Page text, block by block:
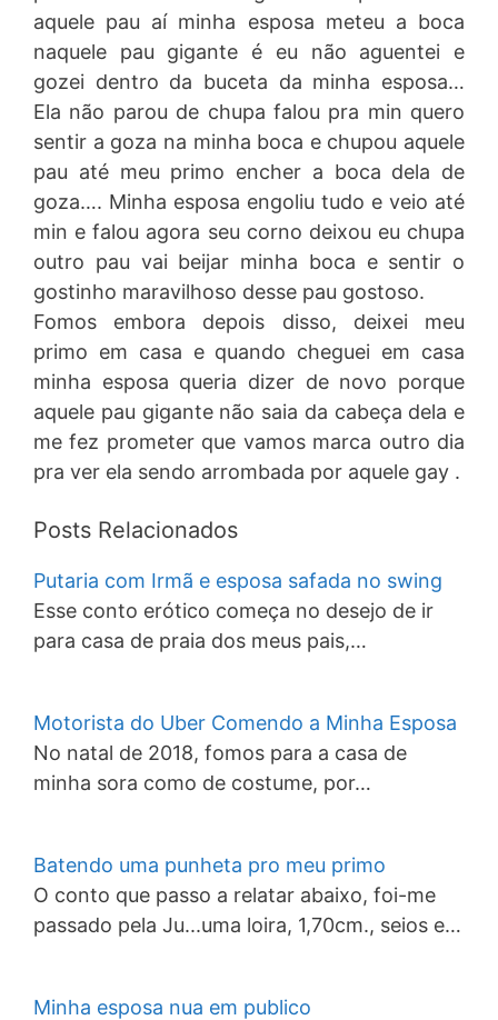
aquele pau aí minha esposa meteu a boca
naquele pau gigante é eu não aguentei e
gozei dentro da buceta da minha esposa…
Ela não parou de chupa falou pra min quero
sentir a goza na minha boca e chupou aquele
pau até meu primo encher a boca dela de
goza…. Minha esposa engoliu tudo e veio até
min e falou agora seu corno deixou eu chupa
outro pau vai beijar minha boca e sentir o
gostinho maravilhoso desse pau gostoso.
Fomos embora depois disso, deixei meu
primo em casa e quando cheguei em casa
minha esposa queria dizer de novo porque
aquele pau gigante não saia da cabeça dela e
me fez prometer que vamos marca outro dia
pra ver ela sendo arrombada por aquele gay .
Posts Relacionados
Putaria com Irmã e esposa safada no swing
Esse conto erótico começa no desejo de ir
para casa de praia dos meus pais,…
Motorista do Uber Comendo a Minha Esposa
No natal de 2018, fomos para a casa de
minha sora como de costume, por…
Batendo uma punheta pro meu primo
O conto que passo a relatar abaixo, foi-me
passado pela Ju...uma loira, 1,70cm., seios e…
Minha esposa nua em publico